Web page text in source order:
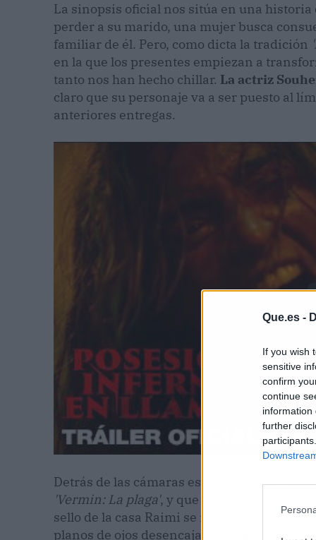
Que.es -
If you wish
sensitive
confirm
continue
information
further
La sinopsis oficial nos sitúa en una
perder a su marido, una mujer busca
familiar de él. Pero, como dicta la tradición
en la que los presentes empiezan a
tanto nos han hecho chillar. La actriz
claro que su personaje va a ser puesto al
anteriores entregas.
Detrás de las cámaras está Sébastien
'Vermin: La plaga', y que aquí firma el
sello de la casa Raimi se nota en cada
planos de ojos desencajados y una